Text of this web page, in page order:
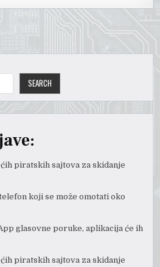
SEARCH
piratskih sajtova za skidanje
koji se može omotati oko
glasovne poruke, aplikacija će ih
piratskih sajtova za skidanje